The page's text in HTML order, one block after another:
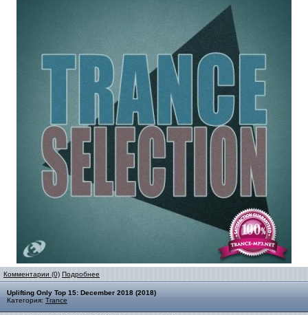
Комментарии (0) Подробнее
Uplifting Only Top 15: December 2018 (2018)
Категория: Trance